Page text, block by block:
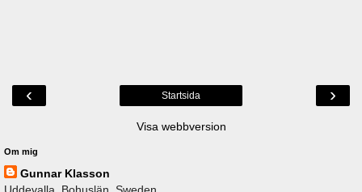
‹ ›
Startsida
Visa webbversion
Om mig
Gunnar Klasson
Uddevalla, Bohuslän, Sweden